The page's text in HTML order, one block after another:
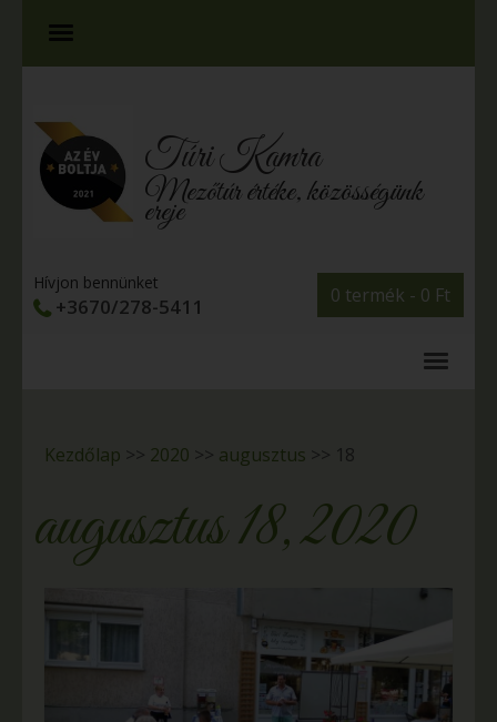
Túri Kamra
Mezőtúr értéke, közösségünk
ereje
0 termék - 0 Ft
Hívjon bennünket
+3670/278-5411
Kezdőlap >> 2020 >> augusztus >> 18
augusztus 18, 2020